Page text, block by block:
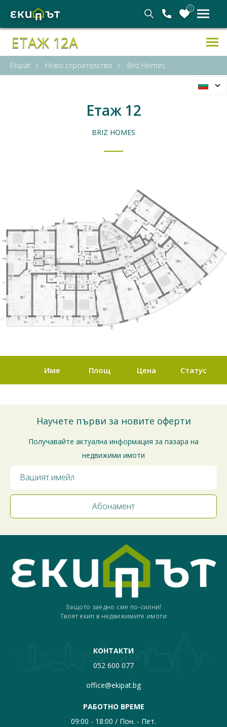
0
ЕТАЖ 12А
Ekipat Ново строителство Briz Homes
Етаж 12
BRIZ HOMES
Име Площ Цена Статус
Научете първи за новите оферти
Получавайте актуална информация за пазара на
недвижими имоти
Защото заедно сме по-силни!
Твоят екип в недвижимите имоти
КОНТАКТИ
052 600 077
office@ekipat.bg
РАБОТНО ВРЕМЕ
09:00 - 18:00 / Пон. - Пет.